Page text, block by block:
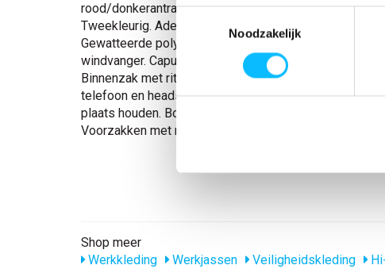
Toestemmingsselectie
Noodzakelijk
rood/donkerantraciet Fluorescerend, met schuine
Tweekleurig. Ademend, winddicht en waterafstotend.
Gewatteerde polyestervoering. Sluiting met rits en
windvanger. Capuchon kan in de kraag worden
Binnenzak met ritssluiting, speciaal ontworpen voor
telefoon en headsetkabel, met gat en lussen om de
plaats houden. Borstzakken met rits. D-ring.
Voorzakken met rits.
Shop meer
Werkkleding
Werkjassen Veiligheidskleding